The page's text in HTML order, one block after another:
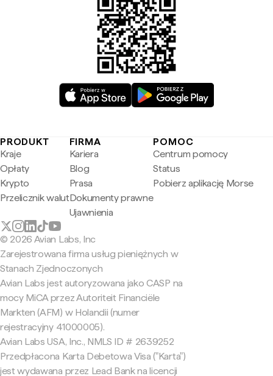
PRODUKT
Kraje
Opłaty
Krypto
Przelicznik walut
FIRMA
Kariera
Blog
Prasa
Dokumenty prawne
Ujawnienia
POMOC
Centrum pomocy
Status
Pobierz aplikację Morse
© 2026 Avian Labs, Inc
Zarejestrowana firma usług pieniężnych w
Stanach Zjednoczonych
Avian Labs jest autoryzowana jako CASP na
mocy MiCA przez Autoriteit Financiële
Markten (AFM) w Holandii (numer
rejestracyjny 41000005).
Avian Labs USA, Inc., NMLS ID # 2639252
Przedpłacona Karta Debetowa Visa ("Karta")
jest wydawana przez Lead Bank na licencji